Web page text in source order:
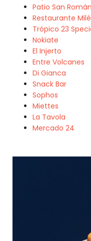
Patio San Román
Restaurante Milé
Trópico 23
Nokiate
El Injerto
Entre Volcanes
Di Gianca
Snack Bar
Sophos
Miettes
La Tavola
Mercado 24